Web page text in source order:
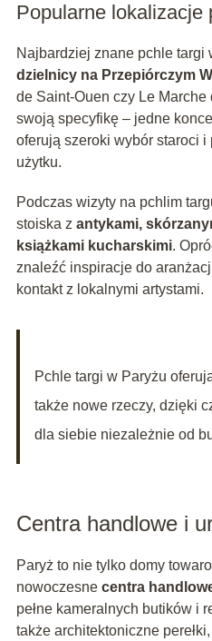
Popularne lokalizacje
Najbardziej znane pchle targi
dzielnicy na Przepiórczym
de Saint-Ouen czy Le Marche
swoją specyfikę – jedne
oferują szeroki wybór staroci
użytku.
Podczas wizyty na pchlim
stoiska z antykami,
książkami kucharskimi.
znaleźć inspiracje do
kontakt z lokalnymi artystami.
Pchle targi w Paryżu
także nowe rzeczy, dzięki
dla siebie niezależnie od
Centra handlowe i
Paryż to nie tylko domy
nowoczesne centra
pełne kameralnych butików i
także architektoniczne